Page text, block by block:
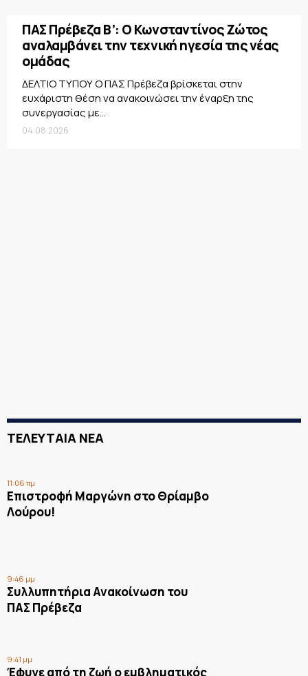
ΠΑΣ Πρέβεζα Β’: Ο Κωνσταντίνος Ζώτος
αναλαμβάνει την τεχνική ηγεσία της νέας
ομάδας
ΔΕΛΤΙΟ ΤΥΠΟΥ Ο ΠΑΣ Πρέβεζα βρίσκεται στην
ευχάριστη θέση να ανακοινώσει την έναρξη της
συνεργασίας με...
04.08.2026
ΤΕΛΕΥΤΑΙΑ ΝΕΑ
11:06 πμ
Επιστροφή Μαργώνη στο Θρίαμβο
Λούρου!
9:46 μμ
Συλλυπητήρια Ανακοίνωση του
ΠΑΣ Πρέβεζα
9:41 μμ
Έφυγε από τη ζωή ο εμβληματικός